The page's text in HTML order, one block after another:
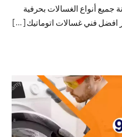
جميع أنواع الغسالات بحرفية
افضل فني غسالات اتوماتيك […]